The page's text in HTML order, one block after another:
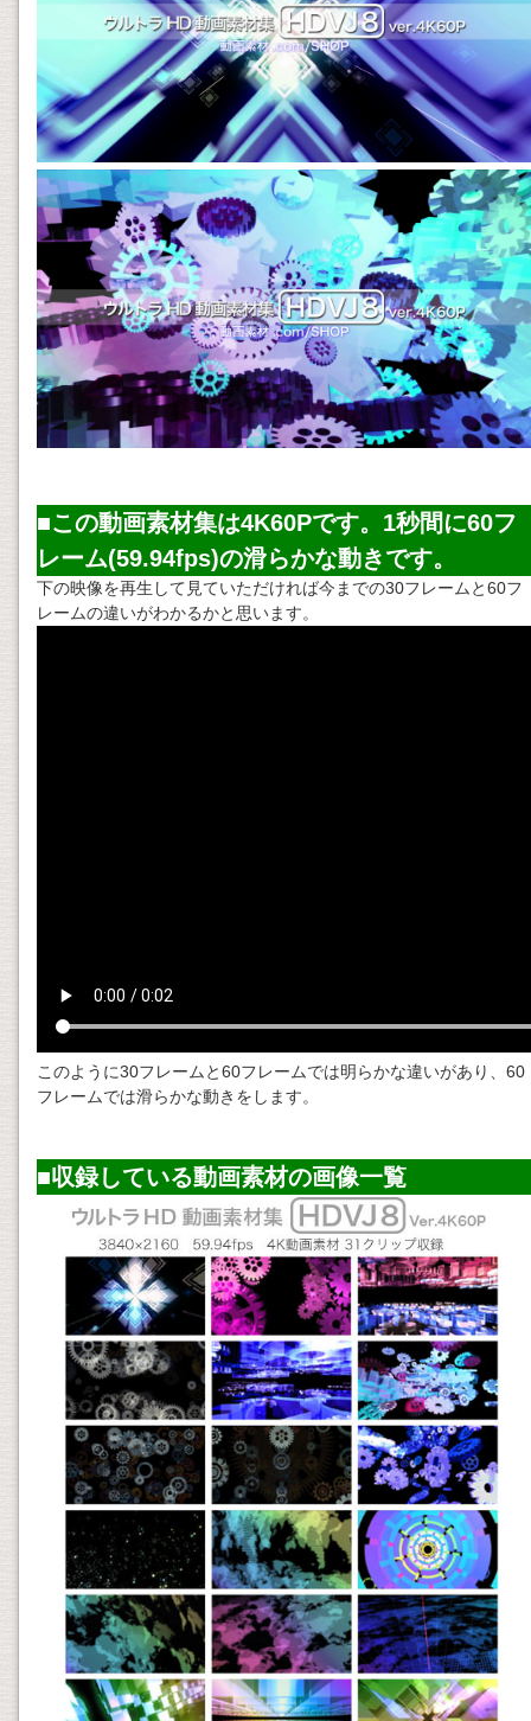
■この動画素材集は4K60Pです。1秒間に60フ
レーム(59.94fps)の滑らかな動きです。
下の映像を再生して見ていただければ今までの30フレームと60フ
レームの違いがわかるかと思います。
このように30フレームと60フレームでは明らかな違いがあり、60
フレームでは滑らかな動きをします。
■収録している動画素材の画像一覧